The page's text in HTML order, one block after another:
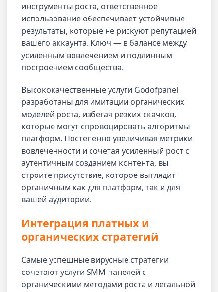
инструменты роста, ответственное
использование обеспечивает устойчивые
результаты, которые не рискуют репутацией
вашего аккаунта. Ключ — в балансе между
усиленным вовлечением и подлинным
построением сообщества.
Высококачественные услуги Godofpanel
разработаны для имитации органических
моделей роста, избегая резких скачков,
которые могут спровоцировать алгоритмы
платформ. Постепенно увеличивая метрики
вовлеченности и сочетая усиленный рост с
аутентичным созданием контента, вы
строите присутствие, которое выглядит
органичным как для платформ, так и для
вашей аудитории.
Интеграция платных и
органических стратегий
Самые успешные вирусные стратегии
сочетают услуги SMM-панелей с
органическими методами роста и легальной